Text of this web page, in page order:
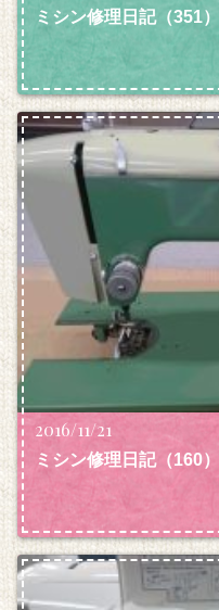
ミシン修理日記（351
2016/11/21
ミシン修理日記（160